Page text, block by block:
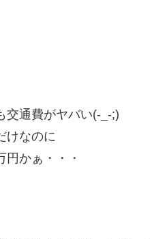
交通費がヤバい(-_-;)
けなのに
円かぁ・・・